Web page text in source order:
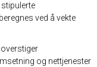
stipulerte
ved å vekte
og nettjenester